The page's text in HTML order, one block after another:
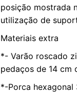
posição mostrada
utilização de
Materiais extra
*- Varão roscado
pedaços de 14 cm
*-Porca hexagonal